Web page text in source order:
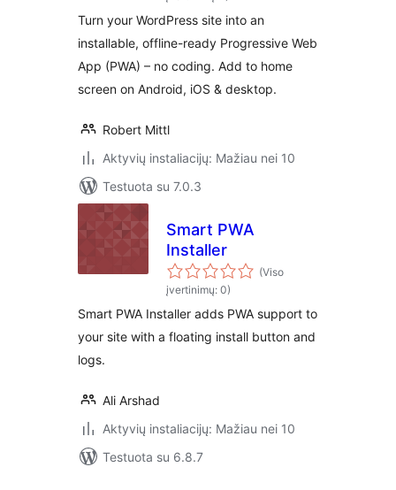
Home Screen by
miTT
Turn your WordPress site into an
installable, offline-ready Progressive Web
App (PWA) – no coding. Add to home
screen on Android, iOS & desktop.
Robert Mittl
Aktyvių instaliacijų: Mažiau nei 10
Testuota su 7.0.3
Smart PWA
Installer
(Viso
įvertinimų: 0)
Smart PWA Installer adds PWA support to
your site with a floating install button and
logs.
Ali Arshad
Aktyvių instaliacijų: Mažiau nei 10
Testuota su 6.8.7